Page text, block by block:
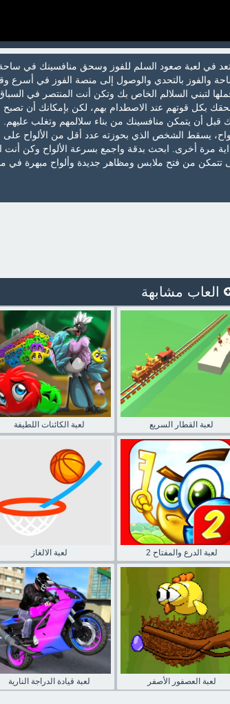
في لعبة صعود السلم للفوز وسحق منافسينك في ساحة
والفوز بالتحدي والوصول إلى منصة الفوز في أسرع
لتبني السلالم الخاص بك وتكن أنت المنتصر في
بكل قوتهم عند الاصطدام بهم، لكن بإمكانك أن
قبل أن يتمكن منافسينك من بناء سلالمهم وتغلب
يسقط الشخص الذي بحوزته عدد أقل من الألواح
مرة أخرى. ابحث بدقة واجمع بسرعة الألواح وكن أنت
تتمكن من فتح ملابس ومظاهر جديدة وألواح مبهرة في
العاب مشابهة
لعبة الكائنات اللطيفة لعبة القطار السريع
لعبة الالغاز لعبة الدرع والمفتاح 2
لعبة قيادة الدراجة النارية لعبة العصفور الأصفر